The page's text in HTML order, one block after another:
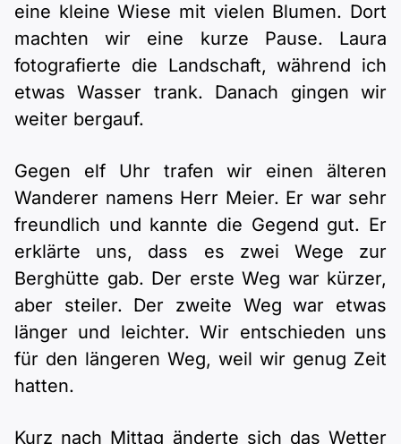
eine kleine Wiese mit vielen Blumen. Dort
machten wir eine kurze Pause. Laura
fotografierte die Landschaft, während ich
etwas Wasser trank. Danach gingen wir
weiter bergauf.
Gegen elf Uhr trafen wir einen älteren
Wanderer namens Herr Meier. Er war sehr
freundlich und kannte die Gegend gut. Er
erklärte uns, dass es zwei Wege zur
Berghütte gab. Der erste Weg war kürzer,
aber steiler. Der zweite Weg war etwas
länger und leichter. Wir entschieden uns
für den längeren Weg, weil wir genug Zeit
hatten.
Kurz nach Mittag änderte sich das Wetter